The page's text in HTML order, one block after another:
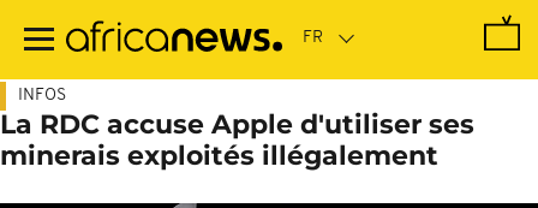
contenu
INFOS
La RDC accuse Apple d'utiliser ses
minerais exploités illégalement